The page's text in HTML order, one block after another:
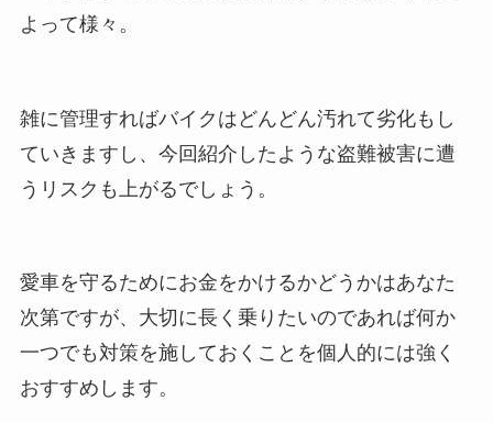
よって様々。
雑に管理すればバイクはどんどん汚れて劣化もし
ていきますし、今回紹介したような盗難被害に遭
うリスクも上がるでしょう。
愛車を守るためにお金をかけるかどうかはあなた
次第ですが、大切に長く乗りたいのであれば何か
一つでも対策を施しておくことを個人的には強く
おすすめします。